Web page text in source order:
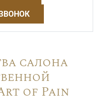
салона
of Pain